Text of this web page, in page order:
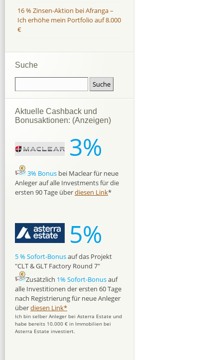
16 % Zinsen-Aktion bei Afranga –
Ich erhöhe mein Portfolio auf 8.000
€
Suche
Aktuelle Cashback und
Bonusaktionen: (Anzeigen)
3%
3% Bonus bei Maclear für neue
Anleger auf alle Investments für die
ersten 90 Tage überdiesen Link*
5%
5 % Sofort-Bonusauf das Projekt
"CLT & GLT Factory Round 7"
Zusätzlich 1% Sofort-Bonusauf
alle Investitionen der ersten 60 Tage
nach Registrierung für neue Anleger
überdiesen Link*
Ich bin selber Anleger bei Asterra Estate und
habe bereits 10.000 € in Immobilien bei
Asterra Estate investiert.